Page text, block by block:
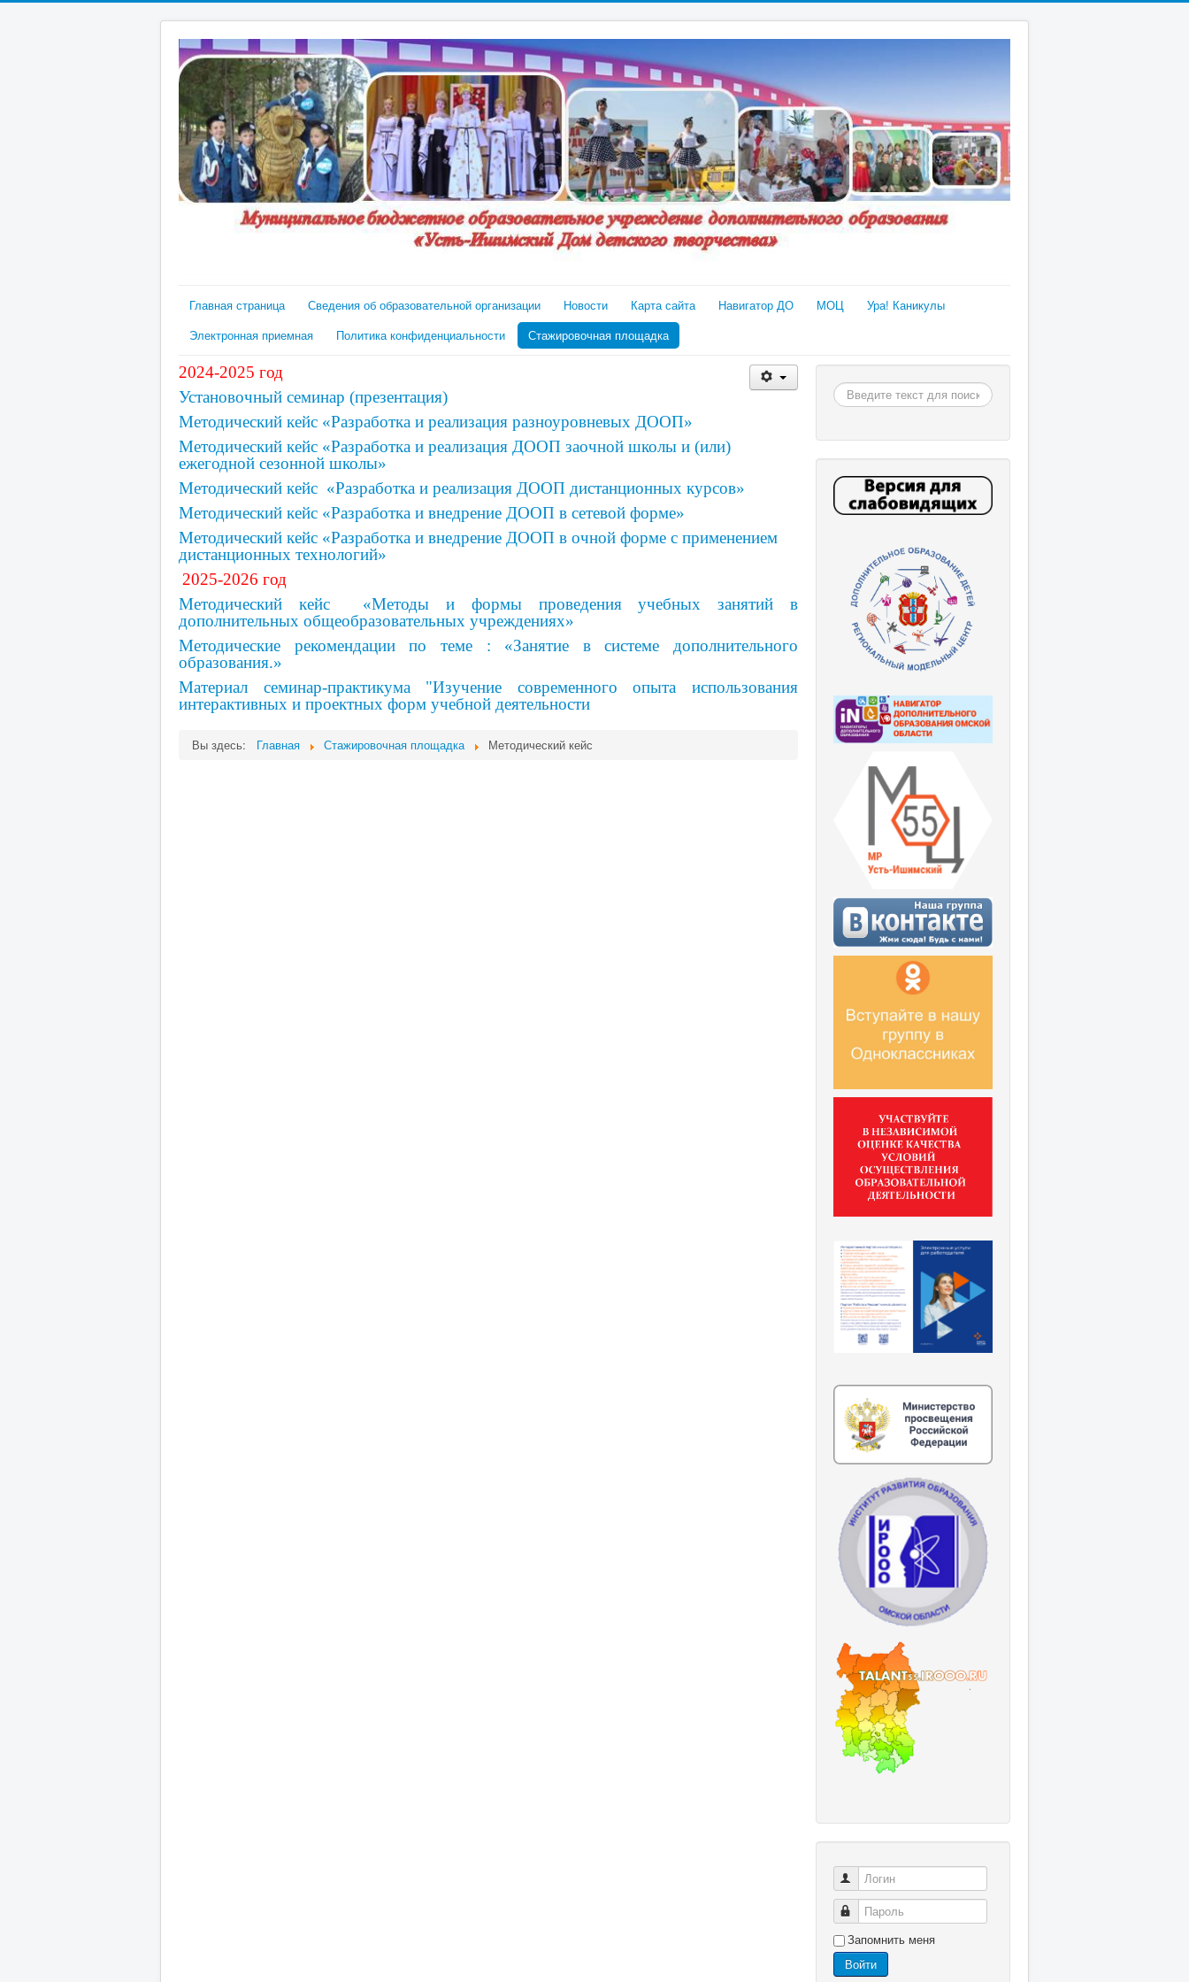
Главная страница Сведения об образовательной организации Новости Карта сайта Навигатор ДО МОЦ
Ура! Каникулы
Электронная приемная
Политика конфиденциальности Стажировочная площадка
2024-2025 год
Установочный семинар (презентация)
Методический кейс «Разработка и реализация разноуровневых ДООП»
Методический кейс «Разработка и реализация ДООП заочной школы и (или)
ежегодной сезонной школы»
Методический кейс «Разработка и реализация ДООП дистанционных курсов»
Методический кейс «Разработка и внедрение ДООП в сетевой форме»
Методический кейс «Разработка и внедрение ДООП в очной форме с применением
дистанционных технологий»
2025-2026 год
Методический кейс «Методы и формы проведения учебных занятий в
дополнительных общеобразовательных учреждениях»
Методические рекомендации по теме : «Занятие в системе дополнительного
образования.»
Материал семинар-практикума "Изучение современного опыта использования
интерактивных и проектных форм учебной деятельности
Вы здесь: Главная Стажировочная площадка Методический кейс
Поиск
Логин
Пароль
Запомнить меня
Войти